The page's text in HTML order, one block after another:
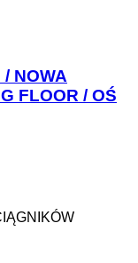
NOWA
FLOOR / OŚ